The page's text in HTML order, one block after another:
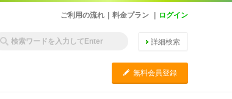
ご利用の流れ 料金プラン ログイン
詳細検索
C 無料会員登録